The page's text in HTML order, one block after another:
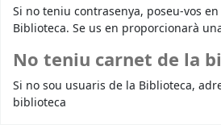
Si no teniu contrasenya, poseu-vos
Biblioteca. Se us en proporcionarà
No teniu carnet de la
Si no sou usuaris de la Biblioteca,
biblioteca